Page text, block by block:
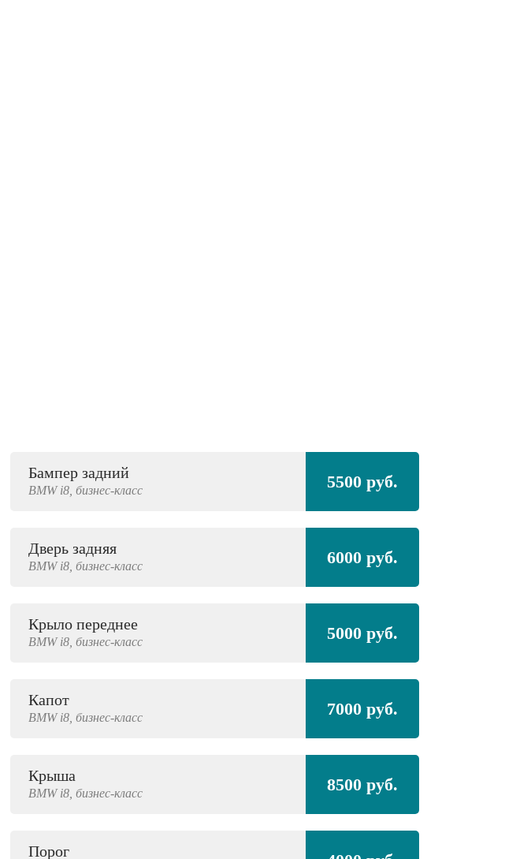
Бампер задний
BMWi8, бизнес-класс 5500 руб.
Дверь задняя
BMWi8, бизнес-класс 6000 руб.
Крыло переднее
BMWi8, бизнес-класс 5000 руб.
Капот
BMWi8, бизнес-класс 7000 руб.
Крыша
BMWi8, бизнес-класс 8500 руб.
Порог